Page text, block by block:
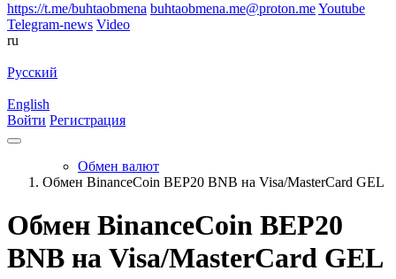
https://t.me/buhtaobmena buhtaobmena.me@proton.meYoutube
Telegram-news Video
ru
Русский
English
Войти Регистрация
Обмен валют
Обмен BinanceCoin BEP20 BNB на Visa/MasterCard GEL
Обмен BinanceCoin BEP20
BNB на Visa/MasterCard GEL